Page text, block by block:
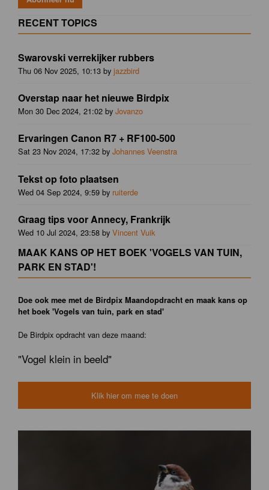
RECENT TOPICS
Swarovski verrekijker rubbers
Thu 06 Nov 2025, 10:13 by jazzbird
Overstap naar het nieuwe Birdpix
Mon 30 Dec 2024, 21:02 by Jovanzo
Ervaringen Canon R7 + RF100-500
Sat 23 Nov 2024, 17:32 by Johannes Veenstra
Tekst op foto plaatsen
Wed 04 Sep 2024, 9:59 by ruiterde
Graag tips voor Annecy, Frankrijk
Wed 10 Jul 2024, 23:58 by Vincent Vuik
MAAK KANS OP HET BOEK 'VOGELS VAN TUIN,
PARK EN STAD'!
Doe ook mee met de Birdpix Maandopdracht en maak kans op
het boek 'Vogels van tuin, park en stad'
De Birdpix opdracht van deze maand:
"Vogel klein in beeld"
Klik hier om mee te doen